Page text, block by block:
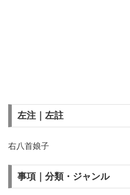
左注｜左註
右八首娘子
事項｜分類・ジャンル